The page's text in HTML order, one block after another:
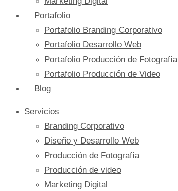
Portafolio
Portafolio Branding Corporativo
Portafolio Desarrollo Web
Portafolio Producción de Fotografía
Portafolio Producción de Video
Blog
Servicios
Branding Corporativo
Diseño y Desarrollo Web
Producción de Fotografía
Producción de video
Marketing Digital